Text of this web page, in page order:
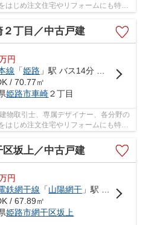
じめ注文住宅やリフォームにも特化
事は何でも気...
２丁目／中古戸建
円
線 「姫路 」駅 バス14分 「琴丘」 停歩5分
/ 70.77㎡
姫路市車崎２丁目
物取引士、専属デザイナー、各分野の
じめ注文住宅やリフォームにも特化
区坂上／中古戸建
円
鉄網干線 「山陽網干 」駅 徒歩21分
/ 67.89㎡
姫路市網干区坂上